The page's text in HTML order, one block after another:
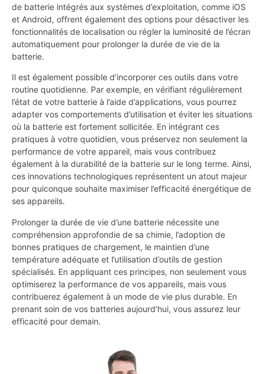
de batterie intégrés aux systèmes d’exploitation, comme iOS
et Android, offrent également des options pour désactiver les
fonctionnalités de localisation ou régler la luminosité de l’écran
automatiquement pour prolonger la durée de vie de la
batterie.
Il est également possible d’incorporer ces outils dans votre
routine quotidienne. Par exemple, en vérifiant régulièrement
l’état de votre batterie à l’aide d’applications, vous pourrez
adapter vos comportements d’utilisation et éviter les situations
où la batterie est fortement sollicitée. En intégrant ces
pratiques à votre quotidien, vous préservez non seulement la
performance de votre appareil, mais vous contribuez
également à la durabilité de la batterie sur le long terme. Ainsi,
ces innovations technologiques représentent un atout majeur
pour quiconque souhaite maximiser l’efficacité énergétique de
ses appareils.
Prolonger la durée de vie d’une batterie nécessite une
compréhension approfondie de sa chimie, l’adoption de
bonnes pratiques de chargement, le maintien d’une
température adéquate et l’utilisation d’outils de gestion
spécialisés. En appliquant ces principes, non seulement vous
optimiserez la performance de vos appareils, mais vous
contribuerez également à un mode de vie plus durable. En
prenant soin de vos batteries aujourd’hui, vous assurez leur
efficacité pour demain.